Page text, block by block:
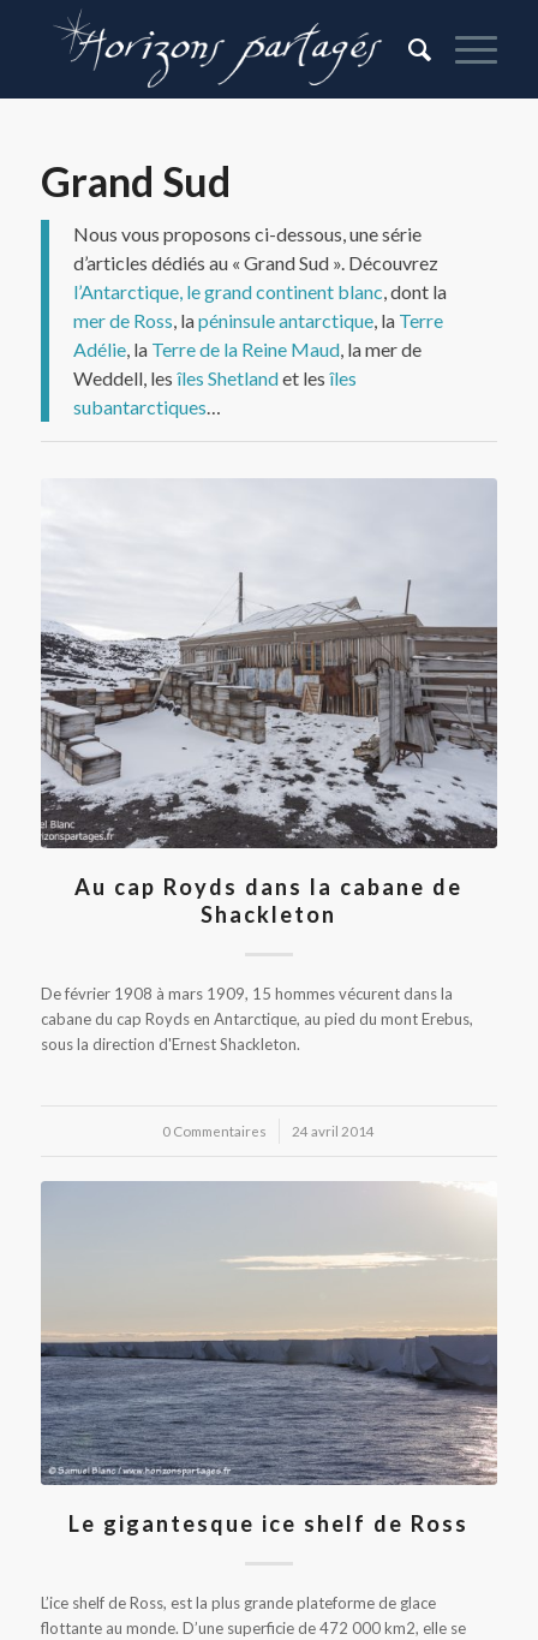
Grand Sud
Nous vous proposons ci-dessous, une série
d’articles dédiés au « Grand Sud ». Découvrez
l’Antarctique, le grand continent blanc, dont la
mer de Ross, lapéninsule antarctique, la Terre
Adélie, la Terre de la Reine Maud, la mer de
Weddell, les îles Shetlandet les îles
subantarctiques…
Au cap Royds dans la cabane de
Shackleton
De février 1908 à mars 1909, 15 hommes vécurent dans la
cabane du cap Royds en Antarctique, au pied du mont Erebus,
sous la direction d'Ernest Shackleton.
0 Commentaires
/ 24 avril 2014
Le gigantesque ice shelf de Ross
L’ice shelf de Ross, est la plus grande plateforme de glace
flottante au monde. D’une superficie de 472 000 km2, elle se